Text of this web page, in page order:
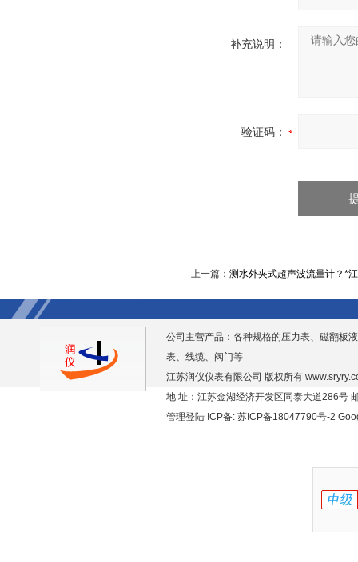
补充说明：
验证码：
上一篇： 测水外夹式超声波流量计？*
公司主营产品：各种规格的压力表、磁翻板
表、线缆、阀门等
江苏润仪仪表有限公司 版权所有
地 址：江苏金湖经济开发区同泰大道286号
管理登陆 ICP备: 苏ICP备18047790号-2